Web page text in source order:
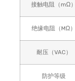
接触电阻（mΩ）
绝缘电阻（MΩ）
耐压（VAC）
防护等级